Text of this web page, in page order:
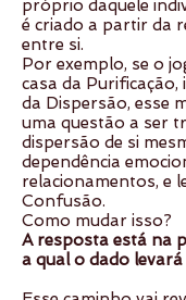
próprio daquele
é criado a partir da
entre si.
Por exemplo, se o
casa da Purificação,
da Dispersão, esse
uma questão a ser
dispersão de si
dependência
relacionamentos, e
Confusão.
Como mudar isso?
A resposta está na
a qual o dado